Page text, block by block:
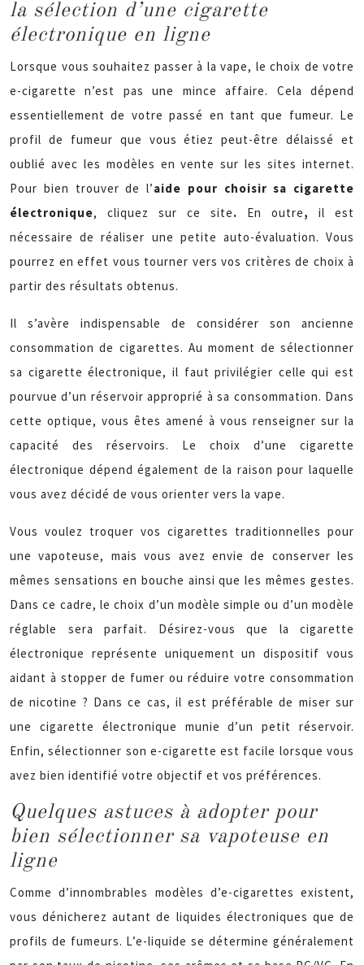
la sélection d’une cigarette
électronique en ligne
Lorsque vous souhaitez passer à la vape, le choix de votre
e-cigarette n’est pas une mince affaire. Cela dépend
essentiellement de votre passé en tant que fumeur. Le
profil de fumeur que vous étiez peut-être délaissé et
oublié avec les modèles en vente sur les sites internet.
Pour bien trouver de l’aide pour choisir sa cigarette
électronique, cliquez sur ce site. En outre, il est
nécessaire de réaliser une petite auto-évaluation. Vous
pourrez en effet vous tourner vers vos critères de choix à
partir des résultats obtenus.
Il s’avère indispensable de considérer son ancienne
consommation de cigarettes. Au moment de sélectionner
sa cigarette électronique, il faut privilégier celle qui est
pourvue d’un réservoir approprié à sa consommation. Dans
cette optique, vous êtes amené à vous renseigner sur la
capacité des réservoirs. Le choix d’une cigarette
électronique dépend également de la raison pour laquelle
vous avez décidé de vous orienter vers la vape.
Vous voulez troquer vos cigarettes traditionnelles pour
une vapoteuse, mais vous avez envie de conserver les
mêmes sensations en bouche ainsi que les mêmes gestes.
Dans ce cadre, le choix d’un modèle simple ou d’un modèle
réglable sera parfait. Désirez-vous que la cigarette
électronique représente uniquement un dispositif vous
aidant à stopper de fumer ou réduire votre consommation
de nicotine ? Dans ce cas, il est préférable de miser sur
une cigarette électronique munie d’un petit réservoir.
Enfin, sélectionner son e-cigarette est facile lorsque vous
avez bien identifié votre objectif et vos préférences.
Quelques astuces à adopter pour
bien sélectionner sa vapoteuse en
ligne
Comme d’innombrables modèles d’e-cigarettes existent,
vous dénicherez autant de liquides électroniques que de
profils de fumeurs. L’e-liquide se détermine généralement